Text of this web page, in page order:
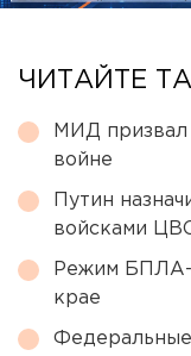
ЧИТАЙТЕ
МИД призвал
войне
Путин
войсками
Режим БПЛА-
крае
Федеральные